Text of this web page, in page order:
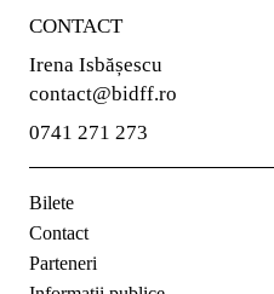
CONTACT
Irena Isbășescu
contact@bidff.ro
0741 271 273
Bilete
Contact
Parteneri